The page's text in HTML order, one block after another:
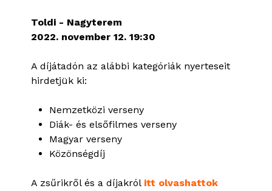
Toldi - Nagyterem
2022. november 12. 19:30
A díjátadón az alábbi kategóriák nyerteseit
hirdetjük ki:
Nemzetközi verseny
Diák- és elsőfilmes verseny
Magyar verseny
Közönségdíj
A zsűrikről és a díjakról itt olvashattok